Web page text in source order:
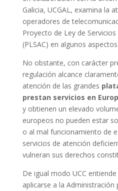
Galicia, UCGAL, examina la
operadores de
Proyecto de Ley de
(PLSAC) en algunos
No obstante, con carácter
regulación alcance
atención de las grandes
prestan servicios en
y obtienen un elevado
europeos no pueden estar
o al mal funcionamiento de
servicios de atención
vulneran sus derechos
De igual modo UCC entiende
aplicarse a la Administración